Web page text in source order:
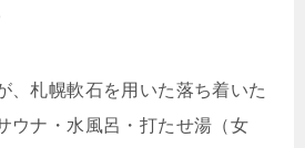
、札幌軟石を用いた落ち着いた
ウナ・水風呂・打たせ湯（女